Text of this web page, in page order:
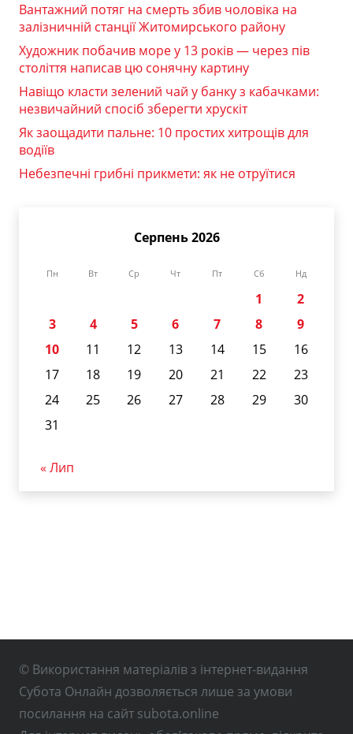
Вантажний потяг на смерть збив чоловіка на
залізничній станції Житомирського району
Художник побачив море у 13 років — через пів
століття написав цю сонячну картину
Навіщо класти зелений чай у банку з кабачками:
незвичайний спосіб зберегти хрускіт
Як заощадити пальне: 10 простих хитрощів для
водіїв
Небезпечні грибні прикмети: як не отруїтися
Серпень 2026
Пн Вт Ср Чт Пт Сб Нд
1
2
3
4 5 6 7 8
9
10
11 12 13 14 15
16
17
18 19 20 21 22
23
24
25 26 27 28 29
30
31
« Лип
© Використання матеріалів з інтернет-видання
Субота Онлайн дозволяється лише за умови
посилання на сайт subota.online